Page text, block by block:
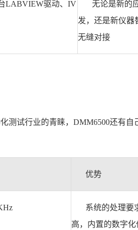
LABVIEW驱动、IV
无论是新的
发，还是新仪器
无缝对接
测试行业的青睐，DMM6500还有自
优势
系统的处理要
高，内置的数字化